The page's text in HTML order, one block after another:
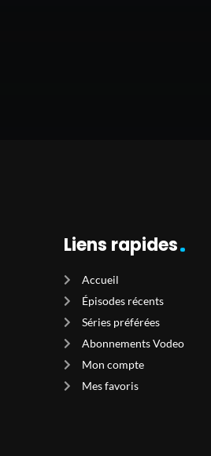
Liens rapides
Accueil
Épisodes récents
Séries préférées
Abonnements Vodeo
Mon compte
Mes favoris